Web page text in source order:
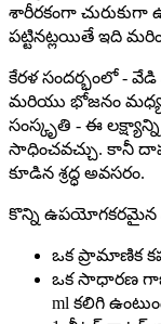
శారీరకంగా
పట్టినట్లయితే ఇది
కేరళ సందర్భంలో -
మరియు భోజనం
సంస్కృతి - ఈ
సాధించవచ్చు. కానీ
కూడిన శ్రద్ధ అవసరం.
కొన్ని ఉపయోగకరమైన
ఒక ప్రామాణిక
ఒక సాధారణ
ml కలిగి